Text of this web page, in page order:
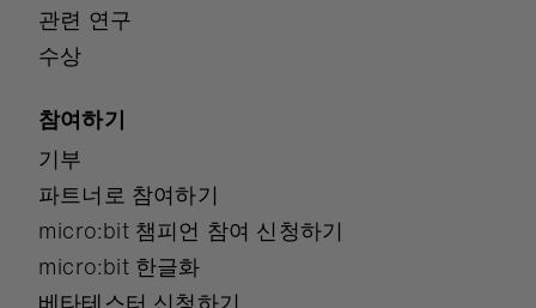
관련 연구
수상
참여하기
기부
파트너로 참여하기
micro:bit 챔피언 참여 신청하기
micro:bit 한글화